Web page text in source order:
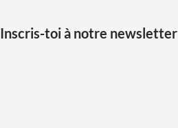
Inscris-toi à notre newsletter